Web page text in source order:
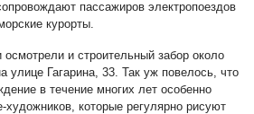
пассажиров электропоездов
курорты.
и строительный забор около
улице Гагарина, 33. Так уж повелось, что
в течение многих лет особенно
художников, которые регулярно рисуют